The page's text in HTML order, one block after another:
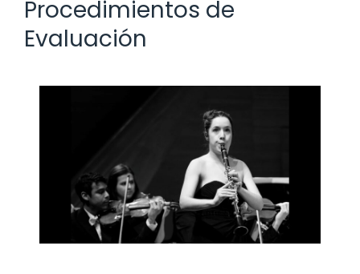
Procedimientos de
Evaluación